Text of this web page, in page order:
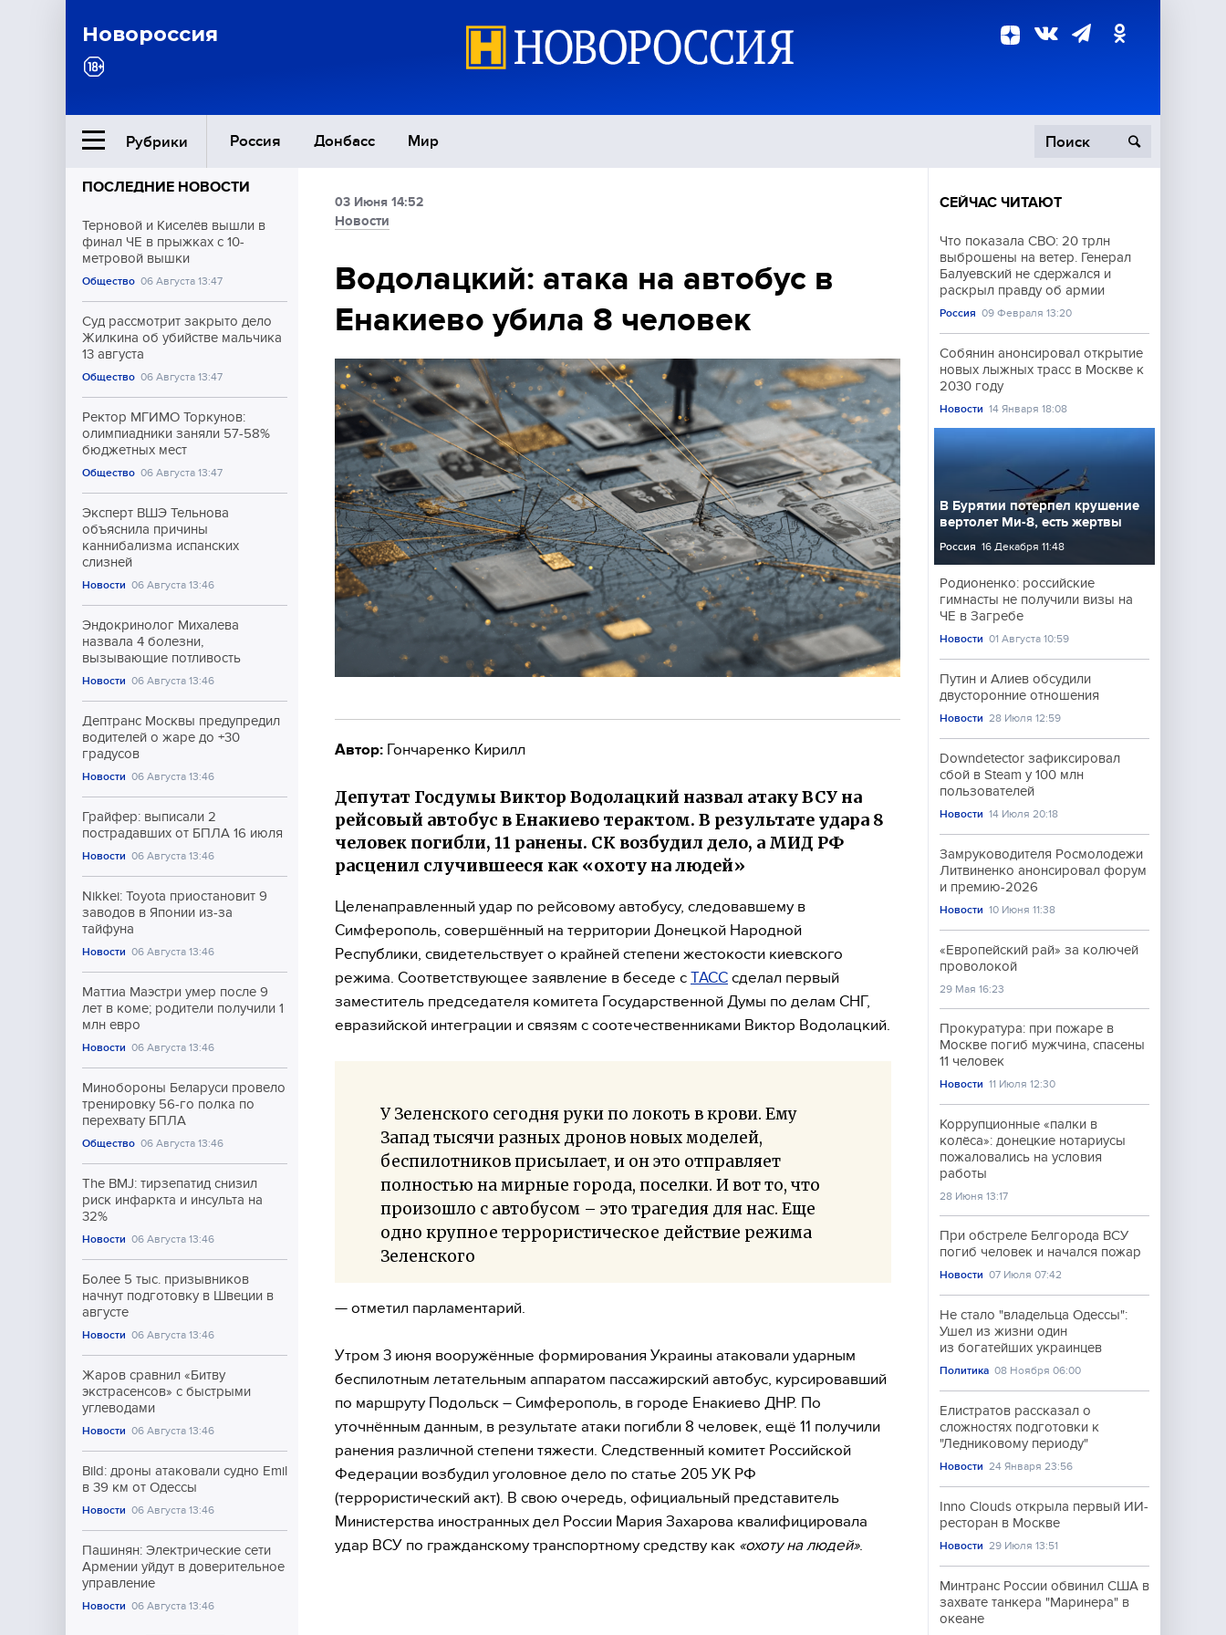
Новороссия
Рубрики Россия Донбасс Мир
Ближний Восток
Общество
Экономика
Происшествия
Культура
Спорт
ПОСЛЕДНИЕ НОВОСТИ
Терновой и Киселёв вышли в
финал ЧЕ в прыжках с 10-
метровой вышки
Общество 06 Августа 13:47
Суд рассмотрит закрыто дело
Жилкина об убийстве мальчика
13 августа
Общество 06 Августа 13:47
Ректор МГИМО Торкунов:
олимпиадники заняли 57-58%
бюджетных мест
Общество 06 Августа 13:47
Эксперт ВШЭ Тельнова
объяснила причины
каннибализма испанских
слизней
Новости 06 Августа 13:46
Эндокринолог Михалева
назвала 4 болезни,
вызывающие потливость
Новости 06 Августа 13:46
Дептранс Москвы предупредил
водителей о жаре до +30
градусов
Новости 06 Августа 13:46
Грайфер: выписали 2
пострадавших от БПЛА 16 июля
Новости 06 Августа 13:46
Nikkei: Toyota приостановит 9
заводов в Японии из-за
тайфуна
Новости 06 Августа 13:46
Маттиа Маэстри умер после 9
лет в коме; родители получили 1
млн евро
Новости 06 Августа 13:46
Минобороны Беларуси провело
тренировку 56-го полка по
перехвату БПЛА
Общество 06 Августа 13:46
The BMJ: тирзепатид снизил
риск инфаркта и инсульта на
32%
Новости 06 Августа 13:46
Более 5 тыс. призывников
начнут подготовку в Швеции в
августе
Новости 06 Августа 13:46
Жаров сравнил «Битву
экстрасенсов» с быстрыми
углеводами
Новости 06 Августа 13:46
Bild: дроны атаковали судно Emil
в 39 км от Одессы
Новости 06 Августа 13:46
Пашинян: Электрические сети
Армении уйдут в доверительное
управление
Новости 06 Августа 13:46
03 Июня 14:52
Новости
Водолацкий: атака на автобус в
Енакиево убила 8 человек
Автор: Гончаренко Кирилл
Депутат Госдумы Виктор Водолацкий назвал атаку ВСУ на
рейсовый автобус в Енакиево терактом. В результате удара 8
человек погибли, 11 ранены. СК возбудил дело, а МИД РФ
расценил случившееся как «охоту на людей»
Целенаправленный удар по рейсовому автобусу, следовавшему в
Симферополь, совершённый на территории Донецкой Народной
Республики, свидетельствует о крайней степени жестокости киевского
режима. Соответствующее заявление в беседе с ТАСС сделал первый
заместитель председателя комитета Государственной Думы по делам СНГ,
евразийской интеграции и связям с соотечественниками Виктор Водолацкий.
У Зеленского сегодня руки по локоть в крови. Ему
Запад тысячи разных дронов новых моделей,
беспилотников присылает, и он это отправляет
полностью на мирные города, поселки. И вот то, что
произошло с автобусом – это трагедия для нас. Еще
одно крупное террористическое действие режима
Зеленского
— отметил парламентарий.
Утром 3 июня вооружённые формирования Украины атаковали ударным
беспилотным летательным аппаратом пассажирский автобус, курсировавший
по маршруту Подольск – Симферополь, в городе Енакиево ДНР. По
уточнённым данным, в результате атаки погибли 8 человек, ещё 11 получили
ранения различной степени тяжести. Следственный комитет Российской
Федерации возбудил уголовное дело по статье 205 УК РФ
(террористический акт). В свою очередь, официальный представитель
Министерства иностранных дел России Мария Захарова квалифицировала
удар ВСУ по гражданскому транспортному средству как «охоту на людей».
СЕЙЧАС ЧИТАЮТ
Что показала СВО: 20 трлн
выброшены на ветер. Генерал
Балуевский не сдержался и
раскрыл правду об армии
Россия 09 Февраля 13:20
Собянин анонсировал открытие
новых лыжных трасс в Москве к
2030 году
Новости 14 Января 18:08
В Бурятии потерпел крушение
вертолет Ми-8, есть жертвы
Россия 16 Декабря 11:48
Родионенко: российские
гимнасты не получили визы на
ЧЕ в Загребе
Новости 01 Августа 10:59
Путин и Алиев обсудили
двусторонние отношения
Новости 28 Июля 12:59
Downdetector зафиксировал
сбой в Steam у 100 млн
пользователей
Новости 14 Июля 20:18
Замруководителя Росмолодежи
Литвиненко анонсировал форум
и премию-2026
Новости 10 Июня 11:38
«Европейский рай» за колючей
проволокой
29 Мая 16:23
Прокуратура: при пожаре в
Москве погиб мужчина, спасены
11 человек
Новости 11 Июля 12:30
Коррупционные «палки в
колёса»: донецкие нотариусы
пожаловались на условия
работы
28 Июня 13:17
При обстреле Белгорода ВСУ
погиб человек и начался пожар
Новости 07 Июля 07:42
Не стало "владельца Одессы":
Ушел из жизни один
из богатейших украинцев
Политика 08 Ноября 06:00
Елистратов рассказал о
сложностях подготовки к
"Ледниковому периоду"
Новости 24 Января 23:56
Inno Clouds открыла первый ИИ-
ресторан в Москве
Новости 29 Июля 13:51
Минтранс России обвинил США в
захвате танкера "Маринера" в
океане